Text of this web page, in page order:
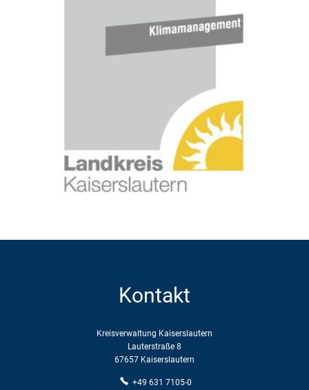
Kontakt
Kreisverwaltung Kaiserslautern
Lauterstraße 8
67657 Kaiserslautern
+49 631 7105-0